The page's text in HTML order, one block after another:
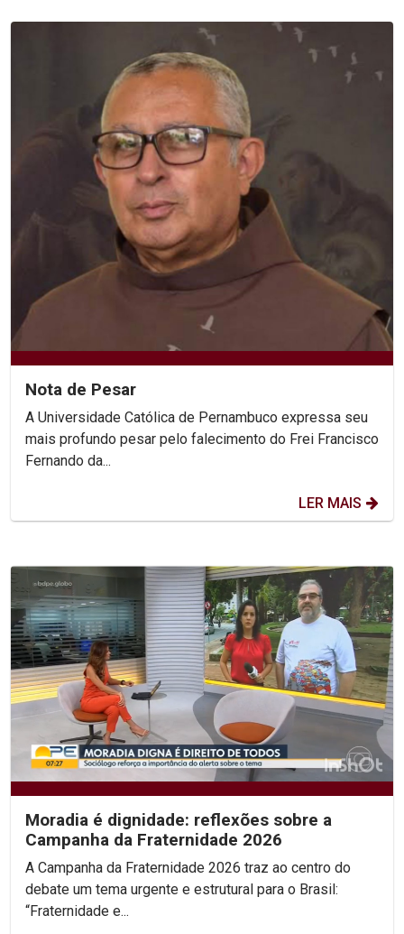
Nota de Pesar
A Universidade Católica de Pernambuco expressa seu
mais profundo pesar pelo falecimento do Frei Francisco
Fernando da...
LER MAIS
Moradia é dignidade: reflexões sobre a
Campanha da Fraternidade 2026
A Campanha da Fraternidade 2026 traz ao centro do
debate um tema urgente e estrutural para o Brasil:
“Fraternidade e...